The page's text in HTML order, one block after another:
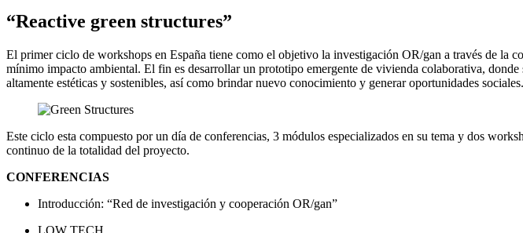
“Reactive green structures”
El primer ciclo de workshops en España tiene como el objetivo la investigación OR/gan a través de la
mínimo impacto ambiental. El fin es desarrollar un prototipo emergente de vivienda colaborativa,
altamente estéticas y sostenibles, así como brindar nuevo conocimiento y generar oportunidades sociales.
Este ciclo esta compuesto por un día de conferencias, 3 módulos especializados en su tema y dos
continuo de la totalidad del proyecto.
CONFERENCIAS
Introducción: “Red de investigación y cooperación OR/gan”
LOW TECH